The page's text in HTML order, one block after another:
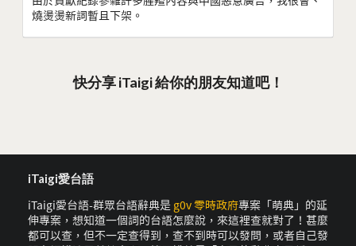
燒燙燙新詞暫且下架。
快分享 iTaigi 給你的朋友知道吧！
iTaigi愛台語
iTaigi愛台語-群眾台語辭典是 g0v 零時政府專案「萌典」的延
伸專案，想知道一個詞的台語怎麼說，來這裡查就對了！甚麼
都可以查，但不一定查得到，查不到時可以發問，或者自己發